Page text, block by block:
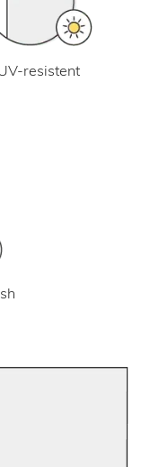
resistent